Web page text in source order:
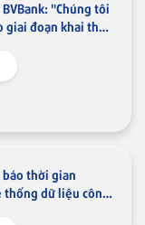
"Chúng tôi
giai đoạn khai thác
năm qua"
báo thời gian
thống dữ liệu công
JCB Link
JCB Ms.